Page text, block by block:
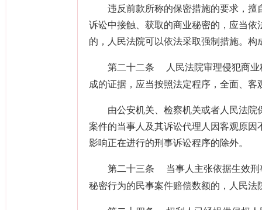
违反前款所称的保密措施的要求，擅
诉讼中接触、获取的商业秘密的，应当
的，人民法院可以依法采取强制措施。
第二十二条
人民法院审理侵犯商
成的证据，应当按照法定程序，全面、客
由公安机关、检察机关或者人民法院
案件的当事人及其诉讼代理人因客观原
影响正在进行的刑事诉讼程序的除外。
第二十三条
当事人主张依据生效
秘密行为的民事案件赔偿数额的，人民法